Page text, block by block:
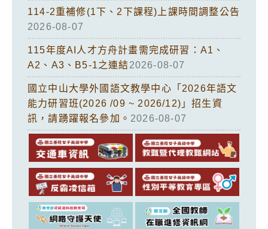
114-2重補修(1下、2下課程)上課時間調整公告
2026-08-07
115年度AI人才方舟計畫需完成研習：A1、
A2、A3、B5-1之連結2026-08-07
國立中山大學外國語文教學中心「2026年語文
能力研習班(2026 /09 ~ 2026/12)」招生資
訊，請踴躍報名參加。 2026-08-07